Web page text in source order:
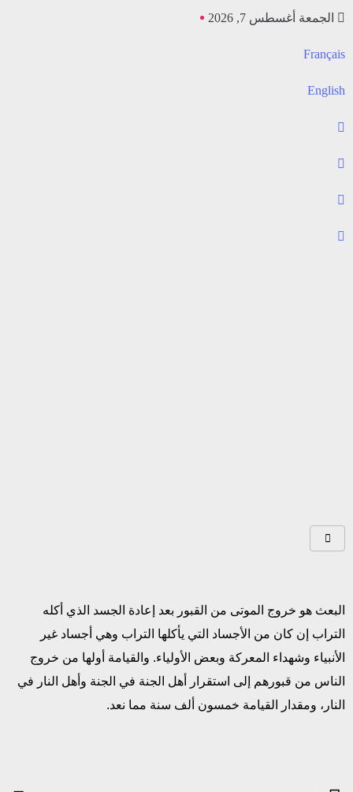
الجمعة أغسطس 7, 2026
Français
English
البعث هو خروج الموتى من القبور بعد إعادة الجسد الذي أكله
التراب إن كان من الأجساد التي يأكلها التراب وهي أجساد غير
الأنبياء وشهداء المعركة وبعض الأولياء. والقيامة أولها من خروج
الناس من قبورهم إلى استقرار أهل الجنة في الجنة وأهل النار في
النار، ومقدار القيامة خمسون ألف سنة مما نعد.